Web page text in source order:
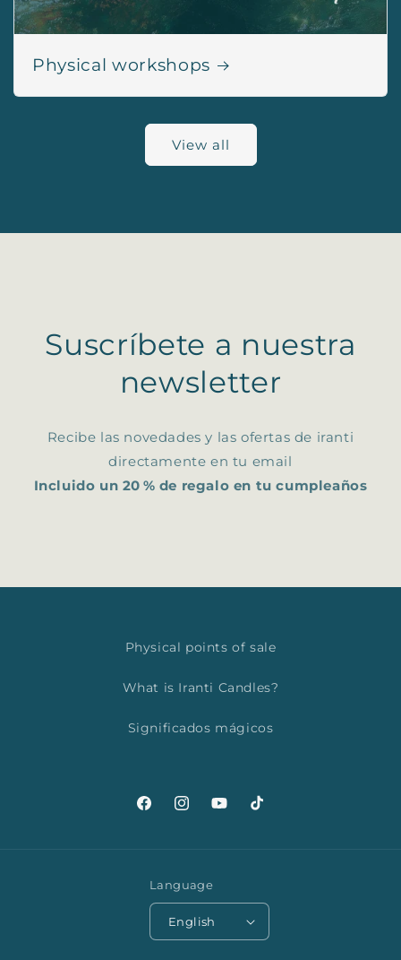
Physical workshops
View all
Suscríbete a nuestra
newsletter
Recibe las novedades y las ofertas de iranti
directamente en tu email
Incluido un 20 % de regalo en tu cumpleaños
Physical points of sale
What is Iranti Candles?
Significados mágicos
FacebookInstagramYouTubeTikTok
Language
English